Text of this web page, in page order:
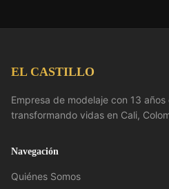
EL CASTILLO
Empresa de modelaje con 13
transformando vidas en Cali,
Navegación
Quiénes Somos